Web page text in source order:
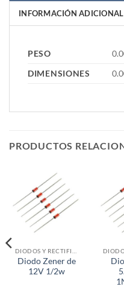
INFORMACIÓN ADICIONAL
PESO
DIMENSIONES
PRODUCTOS
Diodo Zener de
12V 1/2w